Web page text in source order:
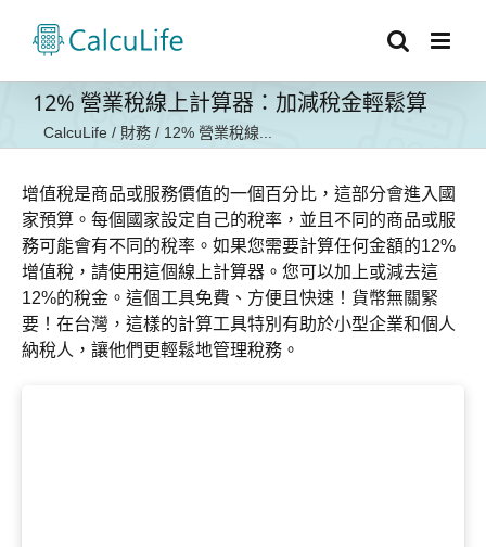
12% 營業稅線上計算器：加減稅金輕鬆算
CalcuLife / 財務 / 12% 營業稅線...
增值稅是商品或服務價值的一個百分比，這部分會進入國
家預算。每個國家設定自己的稅率，並且不同的商品或服
務可能會有不同的稅率。如果您需要計算任何金額的12%
增值稅，請使用這個線上計算器。您可以加上或減去這
12%的稅金。這個工具免費、方便且快速！貨幣無關緊
要！在台灣，這樣的計算工具特別有助於小型企業和個人
納稅人，讓他們更輕鬆地管理稅務。